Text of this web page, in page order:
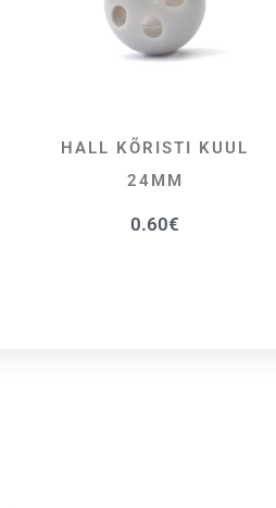
LISA KORVI
HALL KÕRISTI KUUL
24MM
0.60€